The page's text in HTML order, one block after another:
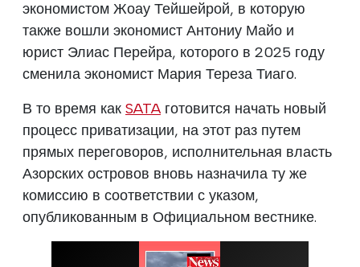
экономистом Жоау Тейшейрой, в которую
также вошли экономист Антониу Майо и
юрист Элиас Перейра, которого в 2025 году
сменила экономист Мария Тереза Тиаго.
В то время как SATA готовится начать новый
процесс приватизации, на этот раз путем
прямых переговоров, исполнительная власть
Азорских островов вновь назначила ту же
комиссию в соответствии с указом,
опубликованным в Официальном вестнике.